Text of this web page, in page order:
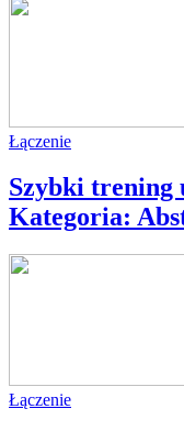
Łączenie
Szybki trening
Kategoria:
Łączenie